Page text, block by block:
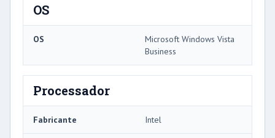
OS
OS
Microsoft Windows Vista
Business
Processador
Fabricante Intel